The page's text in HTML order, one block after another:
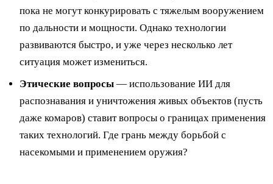
пока не могут конкурировать с тяжелым вооружением
по дальности и мощности. Однако технологии
развиваются быстро, и уже через несколько лет
ситуация может измениться.
Этические вопросы — использование ИИ для
распознавания и уничтожения живых объектов (пусть
даже комаров) ставит вопросы о границах применения
таких технологий. Где грань между борьбой с
насекомыми и применением оружия?